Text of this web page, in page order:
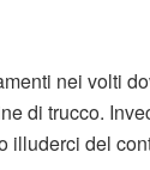
nei volti
di trucco.
illuderci del